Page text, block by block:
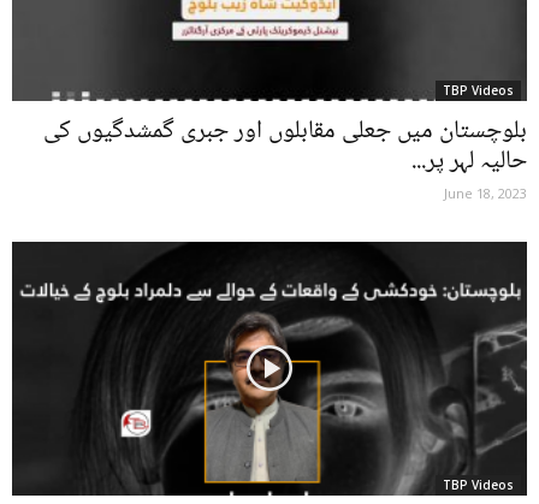
TBP Videos
بلوچستان میں جعلی مقابلوں اور جبری گمشدگیوں کی
حالیہ لہر پر...
June 18, 2023
TBP Videos